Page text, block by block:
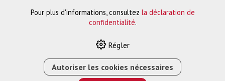
05 ANS COVERPLUS SUR SITE POUR EB-
Pour plus d'informations, consultez la déclaration de
confidentialité.
Régler
Autoriser les cookies nécessaires